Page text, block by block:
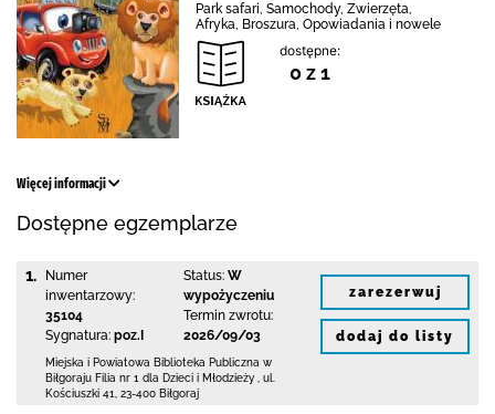
Park safari, Samochody, Zwierzęta,
Afryka, Broszura, Opowiadania i nowele
dostępne:
0 z 1
Więcej informacji
Dostępne egzemplarze
1.
Numer
inwentarzowy:
35104
Sygnatura: poz.I
Status: W
wypożyczeniu
Termin zwrotu:
2026/09/03
Miejska i Powiatowa Biblioteka Publiczna w
Biłgoraju Filia nr 1 dla Dzieci i Młodzieży
ul.
Kościuszki 41
23-400 Biłgoraj
zarezerwuj
dodaj do listy